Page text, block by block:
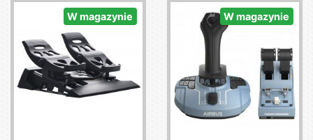
W magazynie W magazynie